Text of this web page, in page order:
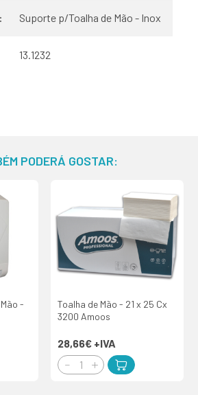
Suporte p/Toalha de Mão - Inox
13.1232
PODERÁ GOSTAR:
-
Toalha de Mão - 21 x 25 Cx
3200 Amoos
28,66€ +IVA